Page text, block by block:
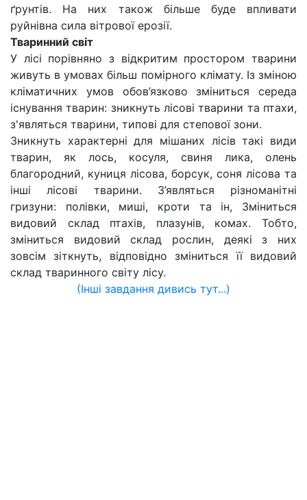
ґрунтів. На них також більше буде впливати
руйнівна сила вітрової ерозії.
Тваринний світ
У лісі порівняно з відкритим простором тварини
живуть в умовах більш помірного клімату. Із зміною
кліматичних умов обов’язково зміниться середа
існування тварин: зникнуть лісові тварини та птахи,
з'являться тварини, типові для степової зони.
Зникнуть характерні для мішаних лісів такі види
тварин, як лось, косуля, свиня лика, олень
благородний, куниця лісова, борсук, соня лісова та
інші лісові тварини. З’являться різноманітні
гризуни: полівки, миші, кроти та ін, Зміниться
видовий склад птахів, плазунів, комах. Тобто,
зміниться видовий склад рослин, деякі з них
зовсім зіткнуть, відповідно зміниться її видовий
склад тваринного світу лісу.
(Інші завдання дивись тут...)